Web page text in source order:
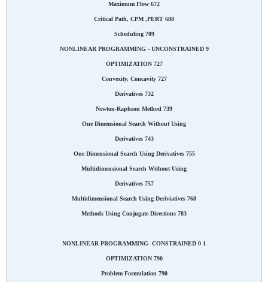
Maximum Flow 672
Critical Path, CPM ,PERT 688
Scheduling 709
9 NONLINEAR PROGRAMMING - UNCONSTRAINED
OPTIMIZATION 727
Convexity, Concavity 727
Derivatives 732
Newton-Raphson Method 739
One Dimensional Search Without Using
Derivatives 743
One Dimensional Search Using Derivatives 755
Multidimensional Search Without Using
Derivatives 757
Multidimensional Search Using Deriviatives 768
Methods Using Conjugate Directions 783
1 0 NONLINEAR PROGRAMMING- CONSTRAINED
OPTIMIZATION 790
Problem Formulation 790